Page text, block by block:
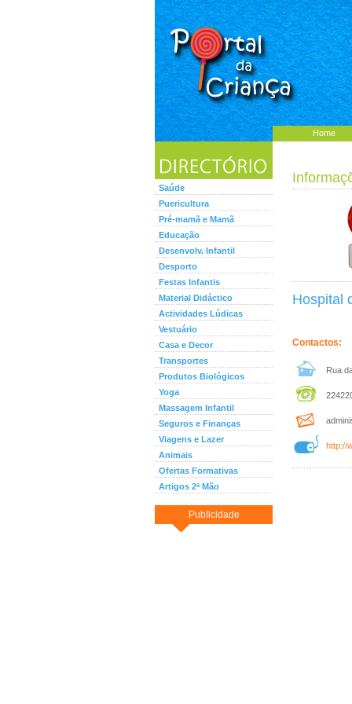
Home
Saúde
Puericultura
Pré-mamã e Mamã
Educação
Desenvolv. Infantil
Desporto
Festas Infantis
Material Didáctico
Actividades Lúdicas
Vestuário
Casa e Decor
Transportes
Produtos Biológicos
Yoga
Massagem Infantil
Seguros e Finanças
Viagens e Lazer
Animais
Ofertas Formativas
Artigos 2ª Mão
Publicidade
Hospital
Contactos:
Rua
http://